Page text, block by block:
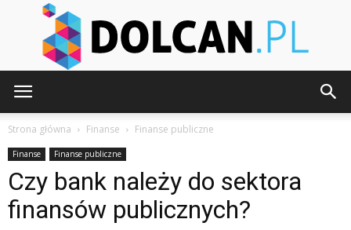
Strona główna Finanse Finanse publiczne
Finanse Finanse publiczne
Czy bank należy do sektora
finansów publicznych?